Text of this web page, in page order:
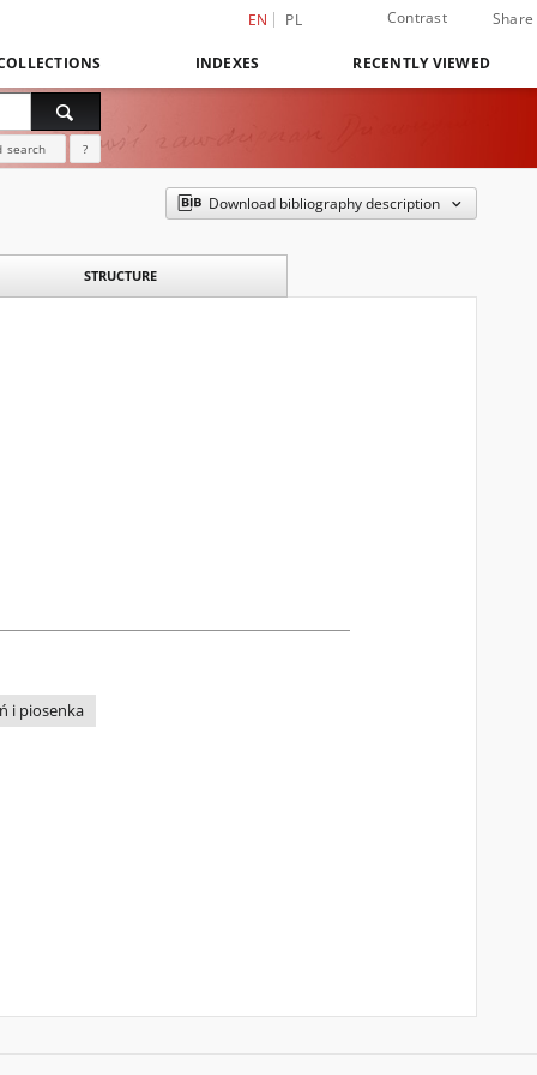
EN PL Contrast Share
INDEXES RECENTLY VIEWED
search ?
Download bibliography description
STRUCTURE
i piosenka